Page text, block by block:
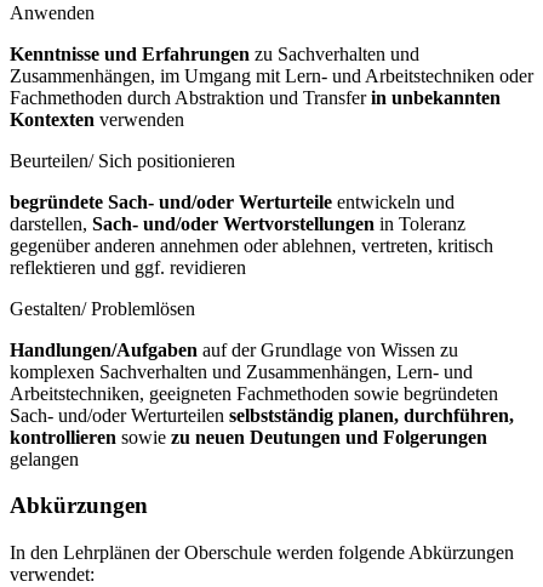
Anwenden
Kenntnisse und Erfahrungen zu Sachverhalten und
Zusammenhängen, im Umgang mit Lern- und Arbeitstechniken oder
Fachmethoden durch Abstraktion und Transferin unbekannten
Kontexten verwenden
Beurteilen/ Sich positionieren
begründete Sach- und/oder Werturteile entwickeln und
darstellen, Sach- und/oder Wertvorstellungen in Toleranz
gegenüber anderen annehmen oder ablehnen, vertreten, kritisch
reflektieren und ggf. revidieren
Gestalten/ Problemlösen
Handlungen/Aufgaben auf der Grundlage von Wissen zu
komplexen Sachverhalten und Zusammenhängen, Lern- und
Arbeitstechniken, geeigneten Fachmethoden sowie begründeten
Sach- und/oder Werturteilen selbstständig planen, durchführen,
kontrollieren sowie zu neuen Deutungen und Folgerungen
gelangen
Abkürzungen
In den Lehrplänen der Oberschule werden folgende Abkürzungen
verwendet: